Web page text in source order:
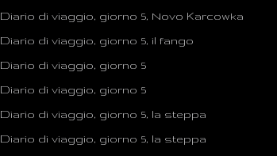
Diario di viaggio, giorno 5, Novo Karcowka
Diario di viaggio, giorno 5, il fango
Diario di viaggio, giorno 5
Diario di viaggio, giorno 5
Diario di viaggio, giorno 5, la steppa
Diario di viaggio, giorno 5, la steppa